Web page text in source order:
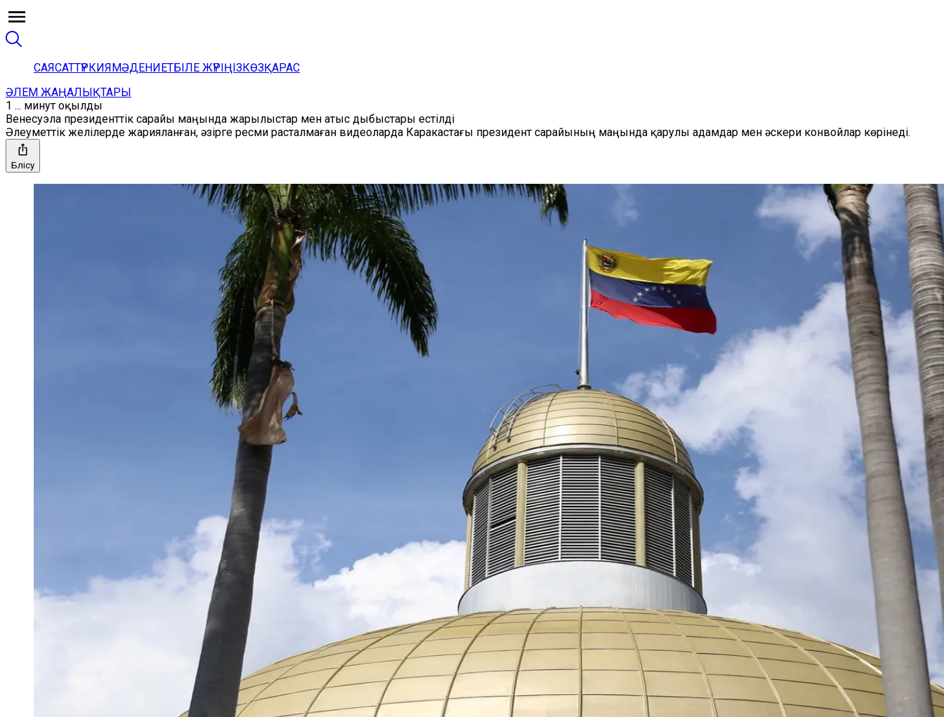
САЯСАТТҮРКИЯМӘДЕНИЕТБІЛЕ ЖҮРІҢІЗКӨЗҚАРАС
ӘЛЕМ ЖАҢАЛЫҚТАРЫ
1 ... минут оқылды
Венесуэла президенттік сарайы маңында жарылыстар мен атыс дыбыстары естілді
Әлеуметтік желілерде жарияланған, әзірге ресми расталмаған видеоларда Каракастағы президент сарайының маңында қарулы адамдар мен әскери конвойлар көрінеді.
Бөлісу